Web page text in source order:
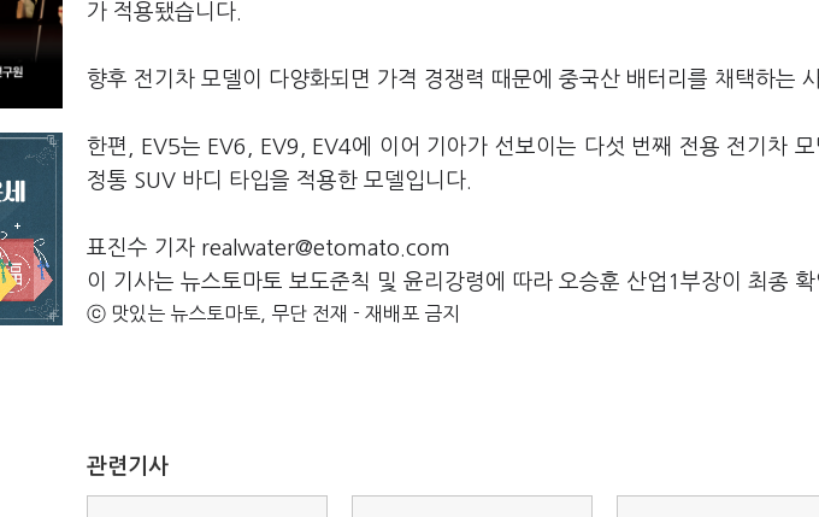
가 적용됐습니다.
향후 전기차 모델이 다양화되면 가격 경쟁력 때문에 중국산 배터리를 채택하는
한편, EV5는 EV6, EV9, EV4에 이어 기아가 선보이는 다섯 번째 전용 전기차 모
정통 SUV 바디 타입을 적용한 모델입니다.
표진수 기자 realwater@etomato.com
이 기사는 뉴스토마토 보도준칙 및 윤리강령에 따라 오승훈 산업1부장이 최종 확
ⓒ 맛있는 뉴스토마토, 무단 전재 - 재배포 금지
관련기사